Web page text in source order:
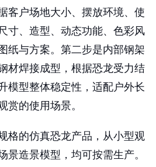
客户场地大小、摆放环境、使
寸、造型、动态功能、色彩风
纸与方案。第二步是内部钢架
材焊接成型，根据恐龙受力结
模型整体稳定性，适配户外长
赏的使用场景。
格的仿真恐龙产品，从小型观
景造景模型，均可按需生产。